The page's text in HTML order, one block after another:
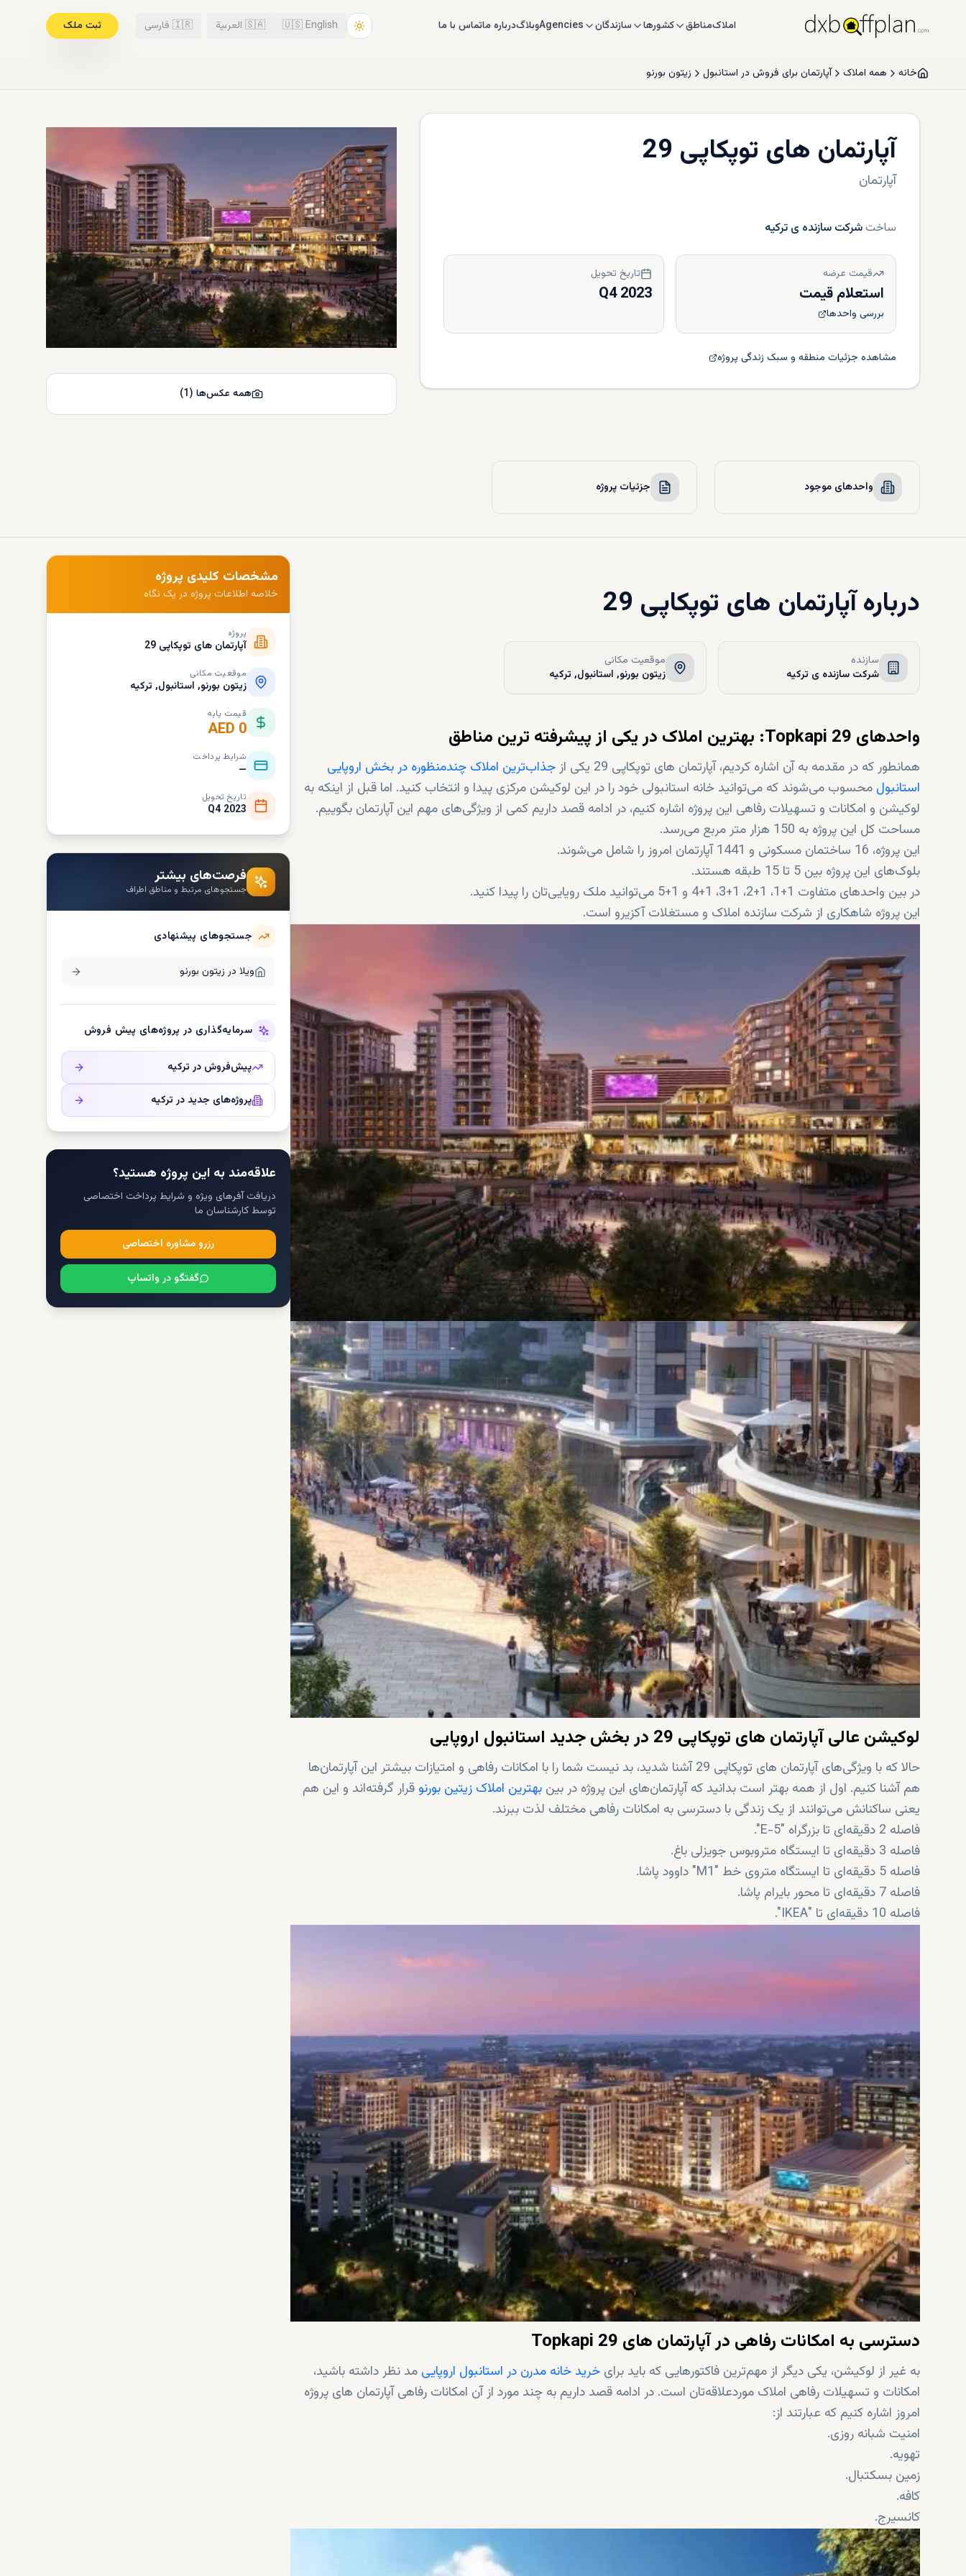
املاکمناطق کشورها سازندگان Agenciesوبلاگدرباره ماتماس با ما 🇺🇸 English
🇸🇦 العربية 🇮🇷 فارسی ثبت ملک
خانه همه املاک آپارتمان برای فروش در استانبول زیتون بورنو
آپارتمان های توپکاپی 29
آپارتمان
ساختشرکت سازنده ی ترکیه
قیمت عرضه
استعلام قیمت
بررسی واحدها
تاریخ تحویل
Q4 2023
مشاهده جزئیات منطقه و سبک زندگی پروژه
همه عکس‌ها(
1
)
واحدهای موجود جزئیات پروژه
دربارهآپارتمان های توپکاپی 29
سازنده
شرکت سازنده ی ترکیه
موقعیت مکانی
زیتون بورنو, استانبول, ترکیه
واحدهای Topkapi 29: بهترین املاک در یکی از پیشرفته ترین مناطق
همانطور که در مقدمه به آن اشاره کردیم، آپارتمان های توپکاپی 29 یکی از
جذاب‌ترین املاک چندمنظوره در بخش اروپایی
استانبول محسوب می‌شوند که می‌توانید خانه استانبولی خود را در این لوکیشن مرکزی پیدا و انتخاب کنید. اما قبل از اینکه به
لوکیشن و امکانات و تسهیلات رفاهی این پروژه اشاره کنیم، در ادامه قصد داریم کمی از ویژگی‌های مهم این آپارتمان بگوییم.
مساحت کل این پروژه به 150 هزار متر مربع می‌رسد.
این پروژه، 16 ساختمان مسکونی و 1441 آپارتمان امروز را شامل می‌شوند.
بلوک‌های این پروژه بین 5 تا 15 طبقه هستند.
در بین واحدهای متفاوت 1+1، 1+2، 1+3، 1+4 و 1+5 می‌توانید ملک رویایی‌تان را پیدا کنید.
این پروژه شاهکاری از شرکت سازنده املاک و مستغلات آکزیرو است.
لوکیشن عالی آپارتمان های توپکاپی 29 در بخش جدید استانبول اروپایی
حالا که با ویژگی‌های آپارتمان های توپکاپی 29 آشنا شدید، بد نیست شما را با امکانات رفاهی و امتیازات بیشتر این آپارتمان‌ها
هم آشنا کنیم. اول از همه بهتر است بدانید که آپارتمان‌های این پروژه در بین بهترین املاک زیتین بورنو قرار گرفته‌اند و این هم
یعنی ساکنانش می‌توانند از یک زندگی با دسترسی به امکانات رفاهی مختلف لذت ببرند.
فاصله 2 دقیقه‌ای تا بزرگراه "E-5".
فاصله 3 دقیقه‌ای تا ایستگاه متروبوس جویزلی باغ.
فاصله 5 دقیقه‌ای تا ایستگاه متروی خط "M1" داوود پاشا.
فاصله 7 دقیقه‌ای تا محور بایرام پاشا.
فاصله 10 دقیقه‌ای تا "IKEA".
فاصله 3 کیلومتری تا دانشگاه فنی یلدیز.
فاصله 1 کیلومتری تا دانشگاه آمریکایی گرین.
فاصله 3 کیلومتری تا دانشگاه یوزییل و دانشگاه سلطان محمد فاتح.
دسترسی به امکانات رفاهی در آپارتمان های Topkapi 29
به غیر از لوکیشن، یکی دیگر از مهم‌ترین فاکتورهایی که باید برای خرید خانه مدرن در استانبول اروپایی مد نظر داشته باشید،
امکانات و تسهیلات رفاهی املاک موردعلاقه‌تان است. در ادامه قصد داریم به چند مورد از آن امکانات رفاهی آپارتمان های پروژه
امروز اشاره کنیم که عبارتند از:
امنیت شبانه روزی.
تهویه.
زمین بسکتبال.
کافه.
کانسیرج.
خشکشویی.
مرکز تناسب اندام.
مشخصات کلیدی پروژه
خلاصه اطلاعات پروژه در یک نگاه
پروژه
آپارتمان های توپکاپی 29
موقعیت مکانی
زیتون بورنو, استانبول, ترکیه
قیمت پایه
AED 0
شرایط پرداخت
—
تاریخ تحویل
Q4 2023
فرصت‌های بیشتر
جستجوهای مرتبط و مناطق اطراف
جستجوهای پیشنهادی
ویلا در زیتون بورنو
سرمایه‌گذاری در پروژه‌های پیش فروش
پیش‌فروش در ترکیه
پروژه‌های جدید در ترکیه
علاقه‌مند به این پروژه هستید؟
دریافت آفرهای ویژه و شرایط پرداخت اختصاصی
توسط کارشناسان ما
رزرو مشاوره اختصاصی
گفتگو در واتساپ